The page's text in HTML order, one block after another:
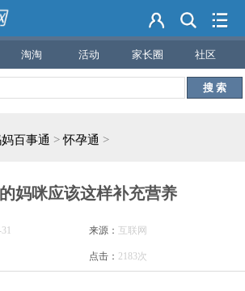
淘淘 活动 家长圈 社区
搜 索
百事通 >怀孕通 >
妈咪应该这样补充营养
来源：互联网
点击： 2183次